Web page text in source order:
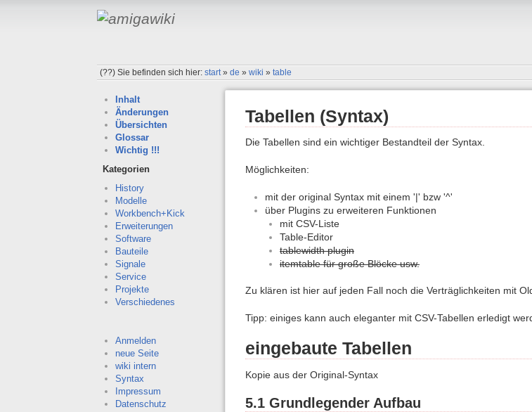
(??)Sie befinden sich hier:start»de »wiki »table
Inhalt
Änderungen
Übersichten
Glossar
Wichtig !!!
Kategorien
History
Modelle
Workbench+Kick
Erweiterungen
Software
Bauteile
Signale
Service
Projekte
Verschiedenes
Anmelden
neue Seite
wiki intern
Syntax
Impressum
Datenschutz
Tabellen (Syntax)
Die Tabellen sind ein wichtiger Bestandteil der Syntax.
Möglichkeiten:
mit der original Syntax mit einem '|' bzw '^'
über Plugins zu erweiteren Funktionen
mit CSV-Liste
Table-Editor
tablewidth plugin
itemtable für große Blöcke usw.
Zu klären ist hier auf jeden Fall noch die Verträglichkeiten mit
Tipp: einiges kann auch eleganter mit CSV-Tabellen erledigt
eingebaute Tabellen
Kopie aus der Original-Syntax
5.1 Grundlegender Aufbau